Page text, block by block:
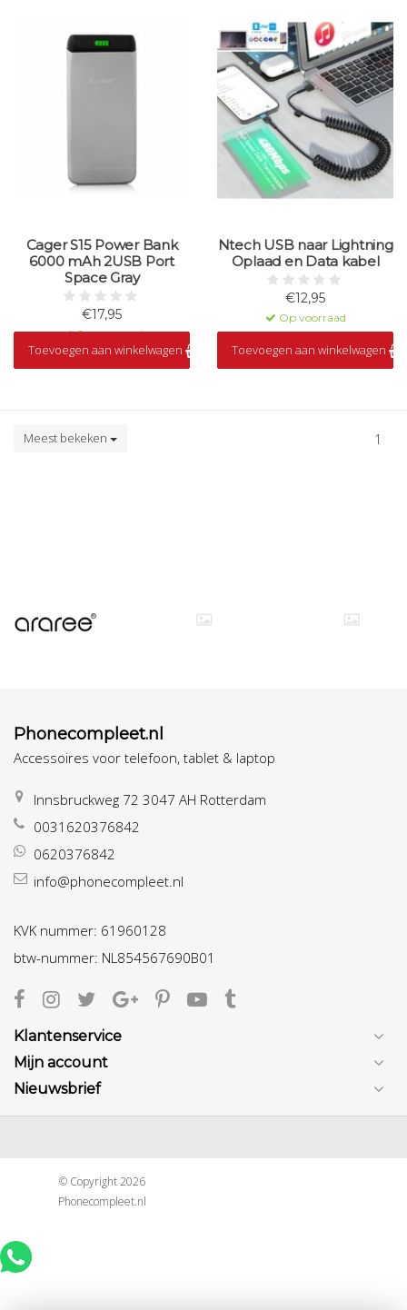
Cager S15 Power Bank
6000 mAh 2USB Port
Space Gray
€17,95
Op voorraad
Toevoegen aan winkelwagen
Ntech USB naar Lightning
Oplaad en Data kabel
€12,95
Op voorraad
Toevoegen aan winkelwagen
Meest bekeken 1
Phonecompleet.nl
Accessoires voor telefoon, tablet & laptop
Innsbruckweg 72 3047 AH Rotterdam
0031620376842
0620376842
info@phonecompleet.nl
KVK nummer: 61960128
btw-nummer: NL854567690B01
Klantenservice
Mijn account
Nieuwsbrief
© Copyright 2026
Phonecompleet.nl